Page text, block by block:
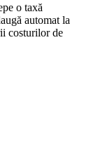
o taxă
automat la
costurilor de